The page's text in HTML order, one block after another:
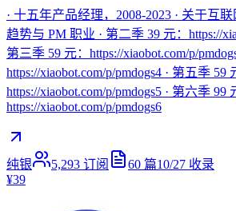
· 十五年产品经理，2008-2023 · 关于互
趋势与 PM 职业 · 第二季 39 元：https://
第三季 59 元：https://xiaobot.com/p/
https://xiaobot.com/p/pmdogs4 · 第五季 59
https://xiaobot.com/p/pmdogs5 · 第六季 99
https://xiaobot.com/p/pmdogs6
纯银 5,293 订阅 60 篇10/27 收录
¥39